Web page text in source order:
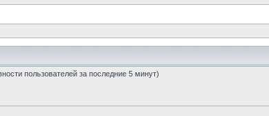
пользователей за последние 5 минут)